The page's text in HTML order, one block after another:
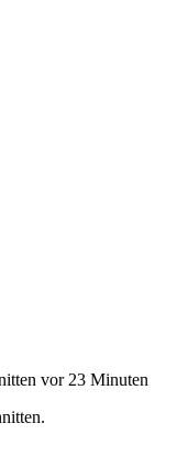
vor 23 Minuten